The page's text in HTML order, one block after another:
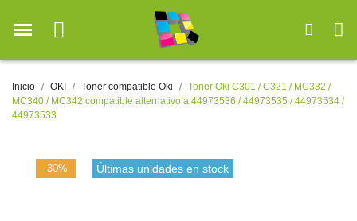
Inicio OKI Toner compatible Oki
Toner Oki C301 / C321 / MC332 /
MC340 / MC342 compatible alternativo a 44973536 / 44973535 / 44973534 /
44973533
-30% Últimas unidades en stock